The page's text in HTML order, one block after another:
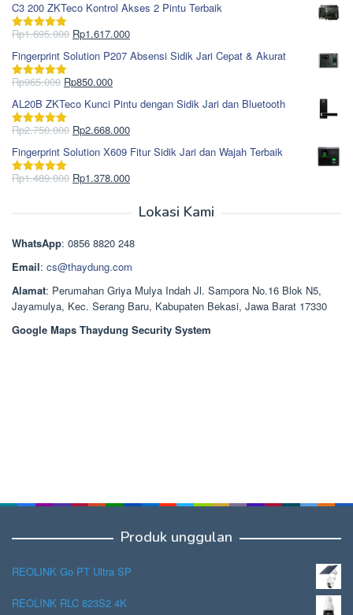
adalah:
Rp1.978.000.
ini
adalah:
C3 200 ZKTeco Kontrol Akses 2 Pintu Terbaik
Dinilai5.00
Rp1.695.000 Harga
aslinya
adalah:
Rp1.695.000.
Rp1.617.000Harga
saat
ini
Fingerprint Solution P207 Absensi Sidik Jari Cepat & Akurat
Dinilai5.00
Rp965.000 Harga
aslinya
adalah:
Rp965.000.
Rp850.000Harga
saat
ini
adalah:
AL20B ZKTeco Kunci Pintu dengan Sidik Jari dan Bluetooth
Dinilai5.00
Rp2.750.000 Harga
aslinya
adalah:
Rp2.750.000.
Rp2.668.000Harga
saat
ini
adalah:
Fingerprint Solution X609 Fitur Sidik Jari dan Wajah Terbaik
Dinilai5.00
Rp1.489.000 Harga
Rp1.378.000Harga
Rp1.378.000.
Lokasi Kami
WhatsApp: 0856 8820 248
Email: cs@thaydung.com
Alamat: Perumahan Griya Mulya Indah Jl. Sampora No.16 Blok N5,
Jayamulya, Kec. Serang Baru, Kabupaten Bekasi, Jawa Barat 17330
Google Maps Thaydung Security System
Produk unggulan
REOLINK Go PT Ultra SP
REOLINK RLC 823S2 4K